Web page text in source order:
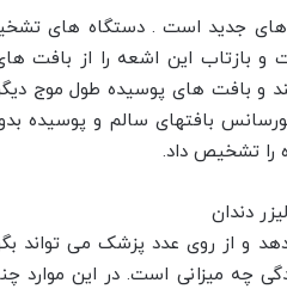
جدید است . دستگاه های
و بازتاب این اشعه را از بافت
بافت های پوسیده طول موج
بافتهای سالم و پوسیده
و از روی عدد پزشک می تواند
میزانی است. در این موارد